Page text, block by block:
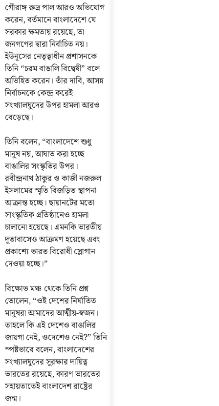
গৌরাঙ্গ রুদ্র পাল আরও অভিযোগ
করেন, বর্তমানে বাংলাদেশে যে
সরকার ক্ষমতায় রয়েছে, তা
জনগণের দ্বারা নির্বাচিত নয়।
ইউনূসের নেতৃত্বাধীন প্রশাসনকে
তিনি “চরম বাঙালি বিদ্বেষী” বলে
অভিহিত করেন। তাঁর দাবি, আসন্ন
নির্বাচনকে কেন্দ্র করেই
সংখ্যালঘুদের উপর হামলা আরও
বেড়েছে।
তিনি বলেন, “বাংলাদেশে শুধু
মানুষ নয়, আঘাত করা হচ্ছে
বাঙালির সংস্কৃতির উপর।
রবীন্দ্রনাথ ঠাকুর ও কাজী নজরুল
ইসলামের স্মৃতি বিজড়িত স্থাপনা
আক্রান্ত হচ্ছে। ছায়ানটের মতো
সাংস্কৃতিক প্রতিষ্ঠানেও হামলা
চালানো হয়েছে। এমনকি ভারতীয়
দূতাবাসেও আক্রমণ হয়েছে এবং
প্রকাশ্যে ভারত বিরোধী স্লোগান
দেওয়া হচ্ছে।”
বিক্ষোভ মঞ্চ থেকে তিনি প্রশ্ন
তোলেন, “ওই দেশের নির্যাতিত
মানুষরা আমাদের আত্মীয়-স্বজন।
তাহলে কি এই দেশেও বাঙালির
জায়গা নেই, ওদেশেও নেই?” তিনি
স্পষ্টভাবে বলেন, বাংলাদেশের
সংখ্যালঘুদের সুরক্ষার দায়িত্ব
ভারতের রয়েছে, কারণ ভারতের
সহায়তাতেই বাংলাদেশ রাষ্ট্রের
জন্ম।